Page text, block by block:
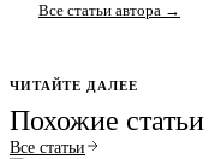
Все статьи автора →
ЧИТАЙТЕ ДАЛЕЕ
Похожие статьи
Все статьи